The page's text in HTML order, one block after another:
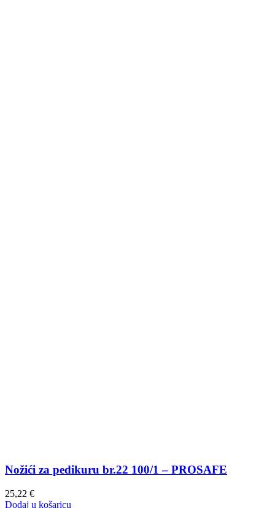
Nožići za pedikuru br.22 100/1 – PROSAFE
25,22 €
Dodaj u košaricu